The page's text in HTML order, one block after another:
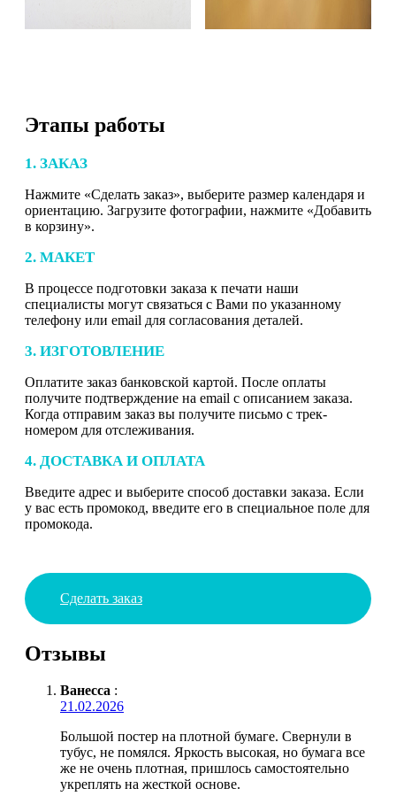
Этапы работы
1. ЗАКАЗ
Нажмите «Сделать заказ», выберите размер календаря и
ориентацию. Загрузите фотографии, нажмите «Добавить
в корзину».
2. МАКЕТ
В процессе подготовки заказа к печати наши
специалисты могут связаться с Вами по указанному
телефону или email для согласования деталей.
3. ИЗГОТОВЛЕНИЕ
Оплатите заказ банковской картой. После оплаты
получите подтверждение на email с описанием заказа.
Когда отправим заказ вы получите письмо с трек-
номером для отслеживания.
4. ДОСТАВКА И ОПЛАТА
Введите адрес и выберите способ доставки заказа. Если
у вас есть промокод, введите его в специальное поле для
промокода.
Сделать заказ
Отзывы
Ванесса :
21.02.2026
Большой постер на плотной бумаге. Свернули в
тубус, не помялся. Яркость высокая, но бумага все
же не очень плотная, пришлось самостоятельно
укреплять на жесткой основе.